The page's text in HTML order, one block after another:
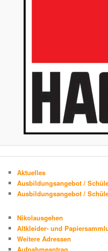
Aktuelles
Ausbildungsangebot /
Ausbildungsangebot /
Nikolausgehen
Altkleider- und
Weitere Adressen
Aufnahmeantrag